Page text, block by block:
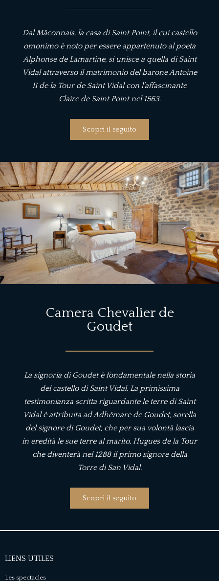
Dal Mâconnais, la casa di Saint Point, il cui castello
omonimo è noto per essere appartenuto al poeta
Alphonse de Lamartine, si unisce a quella di Saint
Vidal attraverso il matrimonio del barone Antoine
II de la Tour de Saint Vidal con l’affascinante
Claire de Saint Point nel 1563.
Scopri il seguito
Camera Chevalier de
Goudet
La signoria di Goudet è fondamentale nella storia
del castello di Saint Vidal. La primissima
testimonianza scritta riguardante le terre di Saint
Vidal è attribuita ad Adhémare de Goudet, sorella
del signore di Goudet, che per sua volontà lascia
in eredità le sue terre al marito, Hugues de la Tour
che diventerà nel 1288 il primo signore della
Torre di San Vidal.
Scopri il seguito
LIENS UTILES
Les spectacles